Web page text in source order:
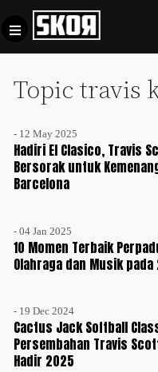
Topic travis
- 12 May 2025
Hadiri El Clasico, Travis
Bersorak untuk
Barcelona
- 04 Jan 2025
10 Momen Terbaik
Olahraga dan Musik
- 19 Dec 2024
Cactus Jack Softball
Persembahan Travis
Hadir 2025
Football +
Culture +
Timnas
Indonesia
SPECIAL
Video
Privacy
Pedoman
Pemberitaan
Media
Disclaimer
Tentang